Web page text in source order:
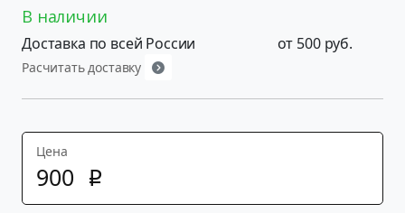
В наличии
Доставка по всей России
Расчитать доставку
от 500 руб.
Цена
900 p